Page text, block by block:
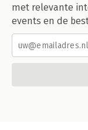
met relevante
events en de